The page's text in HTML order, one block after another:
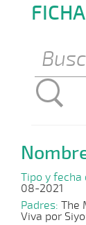
Tipo y fecha
08-2021
Padres: The
Viva por